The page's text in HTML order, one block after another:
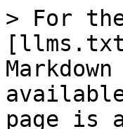
> For
page is